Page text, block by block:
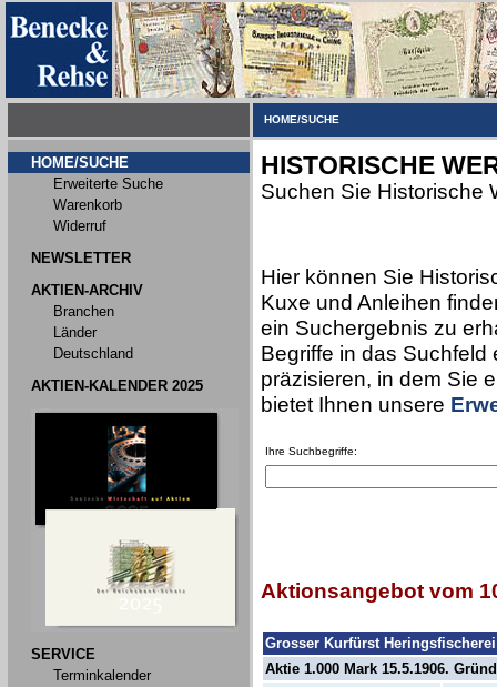
HOME/SUCHE
HOME/SUCHE
Erweiterte Suche
Warenkorb
Widerruf
NEWSLETTER
AKTIEN-ARCHIV
Branchen
Länder
Deutschland
AKTIEN-KALENDER 2025
SERVICE
Terminkalender
HISTORISCHE
Suchen Sie Historische
Hier können Sie
Kuxe und Anleihen
ein Suchergebnis zu
Begriffe in das
präzisieren, in dem Sie
bietet Ihnen unsere
Ihre Suchbegriffe:
Aktionsangebot vom
Grosser Kurfürst
Aktie 1.000 Mark 15.5.1906.